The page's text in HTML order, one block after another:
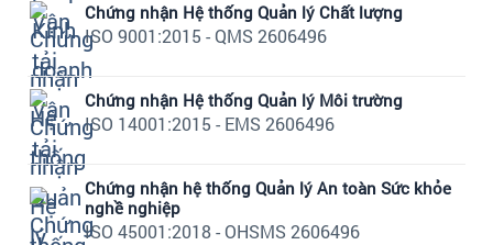
Chứng nhận Hệ thống Quản lý Chất lượng
ISO 9001:2015 - QMS 2606496
Chứng nhận Hệ thống Quản lý Môi trường
ISO 14001:2015 - EMS 2606496
Chứng nhận hệ thống Quản lý An toàn Sức khỏe
nghề nghiệp
ISO 45001:2018 - OHSMS 2606496